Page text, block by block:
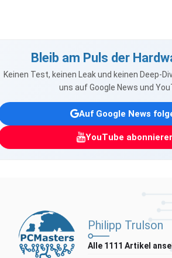
Bleib am Puls der
Keinen Test, keinen Leak und keinen Deep-
uns auf Google News und
Auf Google News
YouTube
Philipp Trulson
Alle 1111 Artikel